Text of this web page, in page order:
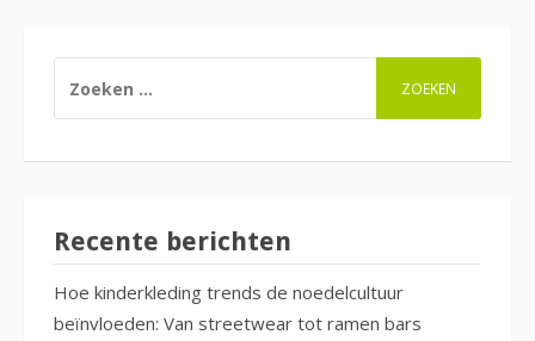
NAAR:
Recente berichten
Hoe kinderkleding trends de noedelcultuur
beïnvloeden: Van streetwear tot ramen bars